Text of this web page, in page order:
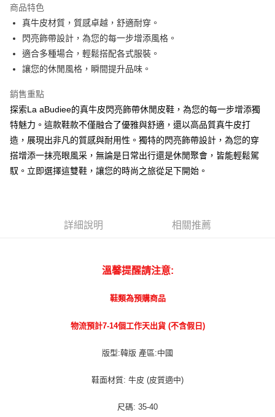
悠遊付
ATM付款
貨到付款
運送方式
付款後全家純取貨
每筆NT$100，滿NT$1,000(含以上)免運費
付款後7-11純取貨
每筆NT$100，滿NT$1,500(含以上)免運費
商品特色
真牛皮材質，質感卓越，舒適耐穿。
閃亮飾帶設計，為您的每一步增添風格。
適合多種場合，輕鬆搭配各式服裝。
讓您的休閒風格，瞬間提升品味。
銷售重點
探索La aBudiee的真牛皮閃亮飾帶休閒皮鞋，為您的每一步增添獨
特魅力。這款鞋款不僅融合了優雅與舒適，還以高品質真牛皮打
造，展現出非凡的質感與耐用性。獨特的閃亮飾帶設計，為您的穿
搭增添一抹亮眼風采，無論是日常出行還是休閒聚會，皆能輕鬆駕
馭。立即選擇這雙鞋，讓您的時尚之旅從足下開始。
詳細說明 相關推薦
溫馨提醒請注意:
鞋類為預購商品
物流預計7-14個工作天出貨 (不含假日)
版型:韓版 產區:中國
鞋面材質: 牛皮 (皮質適中)
尺碼: 35-40